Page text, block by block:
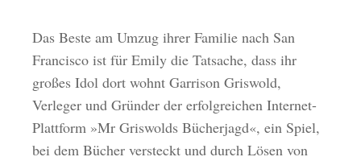
Das Beste am Umzug ihrer Familie nach San
Francisco ist für Emily die Tatsache, dass ihr
großes Idol dort wohnt Garrison Griswold,
Verleger und Gründer der erfolgreichen Internet-
Plattform »Mr Griswolds Bücherjagd«, ein Spiel,
bei dem Bücher versteckt und durch Lösen von